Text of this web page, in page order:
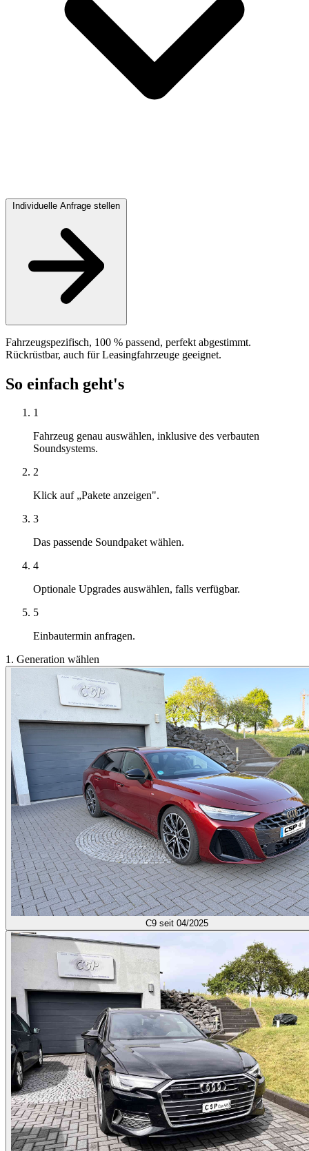
Individuelle Anfrage stellen
Fahrzeugspezifisch, 100 % passend, perfekt abgestimmt.
Rückrüstbar, auch für Leasingfahrzeuge geeignet.
So einfach geht's
1
Fahrzeug genau auswählen, inklusive des verbauten
Soundsystems.
2
Klick auf „Pakete anzeigen".
3
Das passende Soundpaket wählen.
4
Optionale Upgrades auswählen, falls verfügbar.
5
Einbautermin anfragen.
1. Generation wählen
C9 seit 04/2025